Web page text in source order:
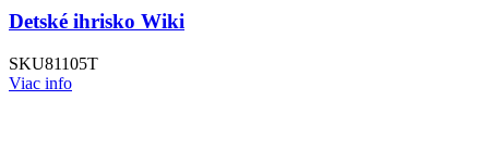
Detské ihrisko Wiki
SKU81105T
Viac info